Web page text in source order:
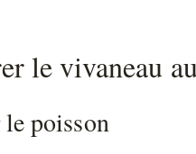
le vivaneau
poisson